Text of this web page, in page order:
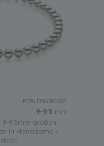
PERLENGRÖSSE:
9-9.5 mm
9.5mm großen
in Hanadama -